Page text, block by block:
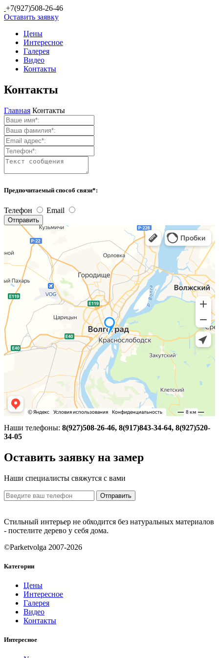
+7(927)508-26-46
Оставить заявку
Цены
Интересное
Галерея
Видео
Контакты
Контакты
Главная Контакты
Предпочитаемый способ связи*:
Телефон Email
Отправить
Наши телефоны: 8(927)508-26-46, 8(917)843-34-64, 8(927)520-
34-05
Оставить заявку на замер
Наши специалисты свяжутся с вами
Отправить
Стильный интерьер не обходится без натуральных материалов
- постелите дерево у себя дома.
©Parketvolga 2007-2026
Категории
Цены
Интересное
Галерея
Видео
Контакты
Интересное